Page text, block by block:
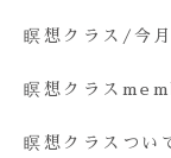
瞑想クラス/今
瞑想クラス
瞑想クラスつい